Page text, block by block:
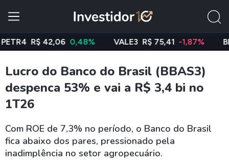
R$ 42,06 0,48% VALE3 R$ 75,41 -1,87% BBAS3
Lucro do Banco do Brasil (BBAS3)
despenca 53% e vai a R$ 3,4 bi no
1T26
Com ROE de 7,3% no período, o Banco do Brasil
fica abaixo dos pares, pressionado pela
inadimplência no setor agropecuário.